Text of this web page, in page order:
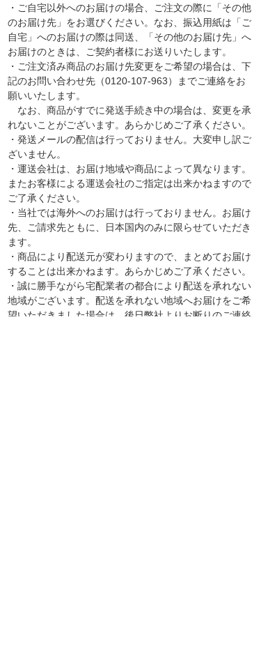
・ご自宅以外へのお届けの場合、ご注文の際に「その他
のお届け先」をお選びください。なお、振込用紙は「ご
自宅」へのお届けの際は同送、「その他のお届け先」へ
お届けのときは、ご契約者様にお送りいたします。
・ご注文済み商品のお届け先変更をご希望の場合は、下
記のお問い合わせ先（0120-107-963）までご連絡をお
願いいたします。
なお、商品がすでに発送手続き中の場合は、変更を承
れないことがございます。あらかじめご了承ください。
・発送メールの配信は行っておりません。大変申し訳ご
ざいません。
・運送会社は、お届け地域や商品によって異なります。
またお客様による運送会社のご指定は出来かねますので
ご了承ください。
・当社では海外へのお届けは行っておりません。お届け
先、ご請求先ともに、日本国内のみに限らせていただき
ます。
・商品により配送元が変わりますので、まとめてお届け
することは出来かねます。あらかじめご了承ください。
・誠に勝手ながら宅配業者の都合により配送を承れない
地域がございます。配送を承れない地域へお届けをご希
望いただきました場合は、後日弊社よりお断りのご連絡